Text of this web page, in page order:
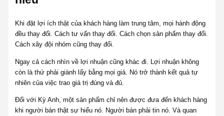
Khi đặt lợi ích thật của khách hàng làm trung tâm, mọi hành động
đều thay đổi. Cách tư vấn thay đổi. Cách chọn sản phẩm thay đổi.
Cách xây đội nhóm cũng thay đổi.
Ngay cả cách nhìn về lợi nhuận cũng khác đi. Lợi nhuận không
còn là thứ phải giành lấy bằng mọi giá. Nó trở thành kết quả tự
nhiên của việc trao giá trị đúng và đủ.
Đối với Kỳ Anh, một sản phẩm chỉ nên được đưa đến khách hàng
khi người bán thật sự hiểu nó. Người bán phải tin nó. Và quan